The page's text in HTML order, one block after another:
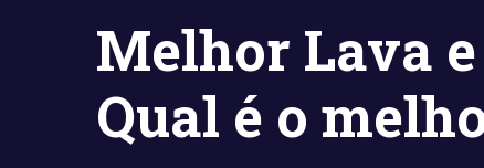
Melhor Lava e
Qual é o